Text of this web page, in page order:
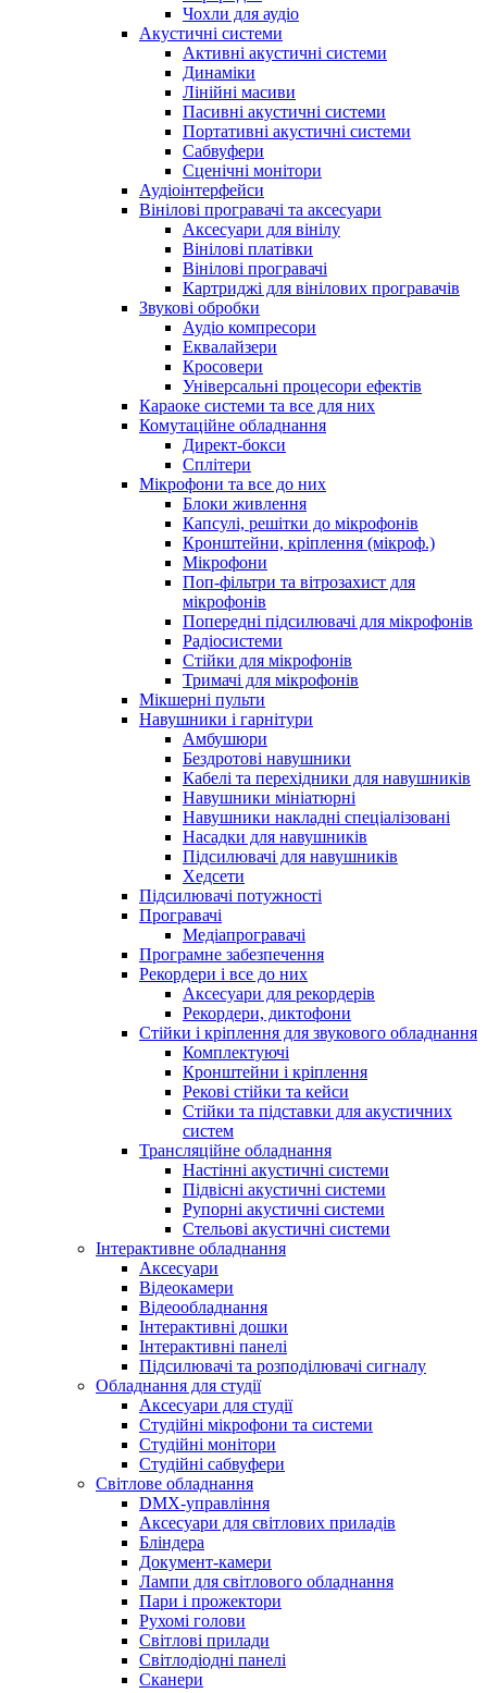
Чохли для аудіо
Акустичні системи
Активні акустичні системи
Динаміки
Лінійні масиви
Пасивні акустичні системи
Портативні акустичні системи
Сабвуфери
Сценічні монітори
Аудіоінтерфейси
Вінілові програвачі та аксесуари
Аксесуари для вінілу
Вінілові платівки
Вінілові програвачі
Картриджі для вінілових програвачів
Звукові обробки
Аудіо компресори
Еквалайзери
Кросовери
Універсальні процесори ефектів
Караоке системи та все для них
Комутаційне обладнання
Директ-бокси
Сплітери
Мікрофони та все до них
Блоки живлення
Капсулі, решітки до мікрофонів
Кронштейни, кріплення (мікроф.)
Мікрофони
Поп-фільтри та вітрозахист для
мікрофонів
Попередні підсилювачі для мікрофонів
Радіосистеми
Стійки для мікрофонів
Тримачі для мікрофонів
Мікшерні пульти
Навушники і гарнітури
Амбушюри
Бездротові навушники
Кабелі та перехідники для навушників
Навушники мініатюрні
Навушники накладні спеціалізовані
Насадки для навушників
Підсилювачі для навушників
Хедсети
Підсилювачі потужності
Програвачі
Медіапрогравачі
Програмне забезпечення
Рекордери і все до них
Аксесуари для рекордерів
Рекордери, диктофони
Стійки і кріплення для звукового обладнання
Комплектуючі
Кронштейни і кріплення
Рекові стійки та кейси
Стійки та підставки для акустичних
систем
Трансляційне обладнання
Настінні акустичні системи
Підвісні акустичні системи
Рупорні акустичні системи
Стельові акустичні системи
Інтерактивне обладнання
Аксесуари
Відеокамери
Відеообладнання
Інтерактивні дошки
Інтерактивні панелі
Підсилювачі та розподілювачі сигналу
Обладнання для студії
Аксесуари для студії
Студійні мікрофони та системи
Студійні монітори
Студійні сабвуфери
Світлове обладнання
DMX-управління
Аксесуари для світлових приладів
Бліндера
Документ-камери
Лампи для світлового обладнання
Пари і прожектори
Рухомі голови
Світлові прилади
Світлодіодні панелі
Сканери